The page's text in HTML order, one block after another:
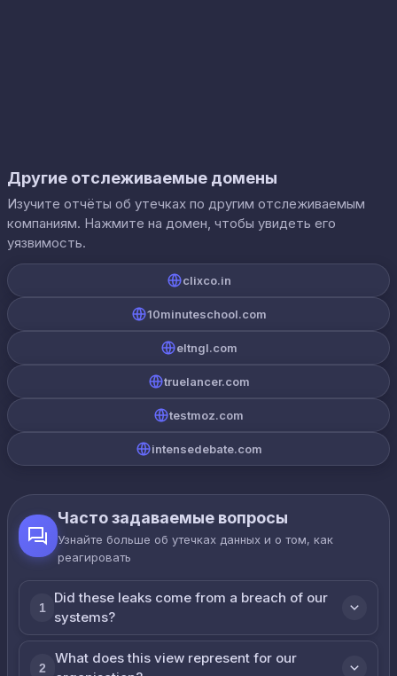
Другие отслеживаемые домены
Изучите отчёты об утечках по другим отслеживаемым
компаниям. Нажмите на домен, чтобы увидеть его
уязвимость.
clixco.in
10minuteschool.com
eltngl.com
truelancer.com
testmoz.com
intensedebate.com
Часто задаваемые вопросы
Узнайте больше об утечках данных и о том, как
реагировать
1
Did these leaks come from a breach of our
systems?
2
What does this view represent for our